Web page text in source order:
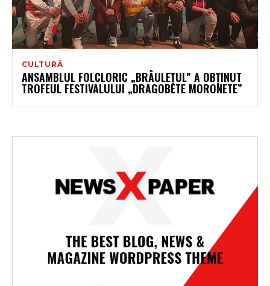
CULTURĂ
ANSAMBLUL FOLCLORIC „BRÂULEŢUL” A OBŢINUT
TROFEUL FESTIVALULUI „DRAGOBETE MORONETE”